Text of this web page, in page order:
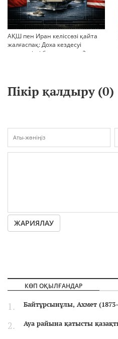
АҚШ пен Иран келіссөзі қайта
жалғаспақ: Доха кездесуі
шиеленісті бәсеңдете ме?
Пікір қалдыру (0)
ЖАРИЯЛАУ
КӨП ОҚЫЛҒАНДАР
Байтұрсынұлы, Ахмет
Ауа райына қатысты